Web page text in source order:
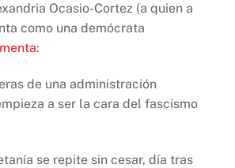
Ocasio-Cortez (a quien a
como una demócrata
:
de una administración
a ser la cara del fascismo
se repite sin cesar, día tras